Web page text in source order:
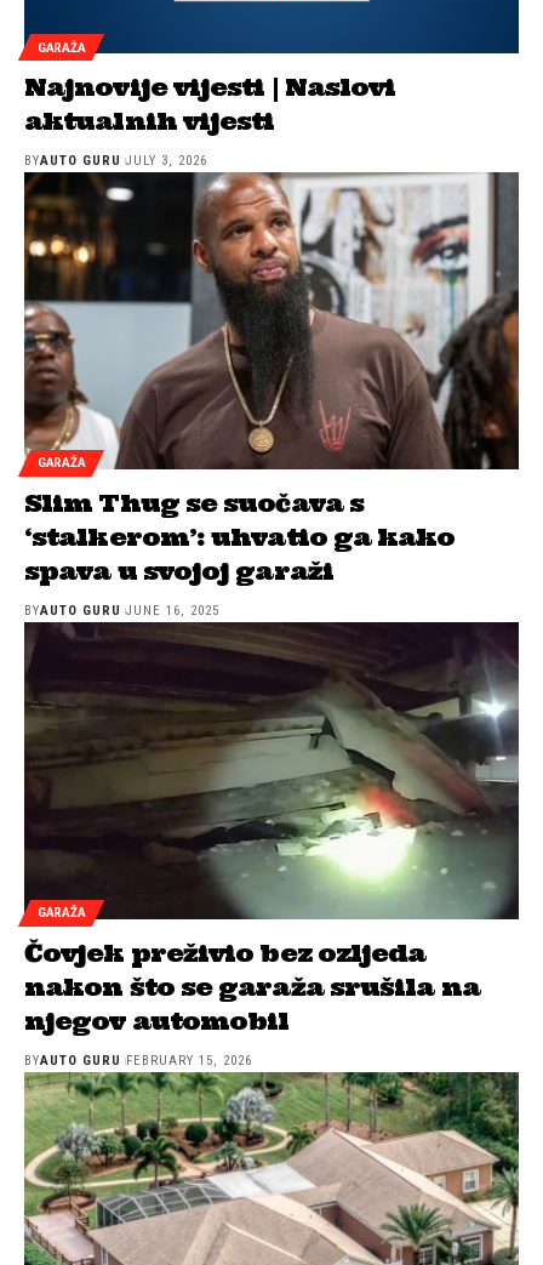
GARAŽA
Najnovije vijesti | Naslovi
aktualnih vijesti
BYAUTO GURU JULY 3, 2026
GARAŽA
Slim Thug se suočava s
‘stalkerom’: uhvatio ga kako
spava u svojoj garaži
BYAUTO GURU JUNE 16, 2025
GARAŽA
Čovjek preživio bez ozljeda
nakon što se garaža srušila na
njegov automobil
BYAUTO GURU FEBRUARY 15, 2026